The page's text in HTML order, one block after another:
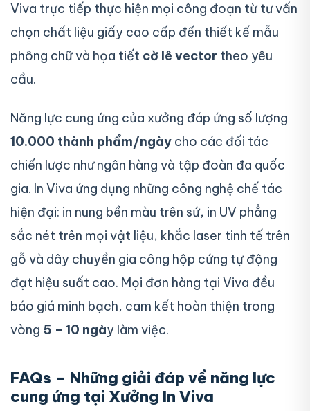
Viva trực tiếp thực hiện mọi công đoạn từ tư vấn
chọn chất liệu giấy cao cấp đến thiết kế mẫu
phông chữ và họa tiết cờ lê vector theo yêu
cầu.
Năng lực cung ứng của xưởng đáp ứng số lượng
10.000 thành phẩm/ngày cho các đối tác
chiến lược như ngân hàng và tập đoàn đa quốc
gia. In Viva ứng dụng những công nghệ chế tác
hiện đại: in nung bền màu trên sứ, in UV phẳng
sắc nét trên mọi vật liệu, khắc laser tinh tế trên
gỗ và dây chuyền gia công hộp cứng tự động
đạt hiệu suất cao. Mọi đơn hàng tại Viva đều
báo giá minh bạch, cam kết hoàn thiện trong
vòng 5 – 10 ngày làm việc.
FAQs – Những giải đáp về năng lực
cung ứng tại Xưởng In Viva